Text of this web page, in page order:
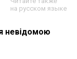
на русском языке
невідомою